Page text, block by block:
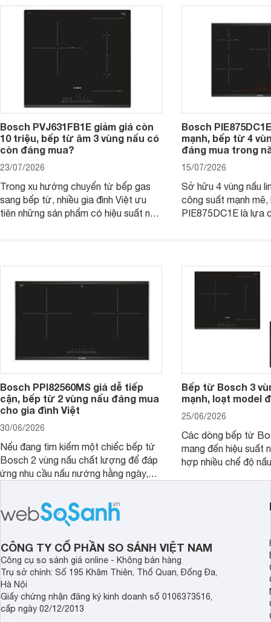
đơn vị phân phối với mức giá khá dễ
tiếp cận, thu hút sự quan tâm của
gia đình.
Bosch PVJ631FB1E giảm giá còn
10 triệu, bếp từ âm 3 vùng nấu có
còn đáng mua?
23/07/2026
Trong xu hướng chuyển từ bếp gas
sang bếp từ, nhiều gia đình Việt ưu
tiên những sản phẩm có hiệu suất nấu
mẫu bếp đáp ứng tốt các tiêu chí này.
Bosch
mạnh, bếp từ 4
đáng mua trong
15/07/2026
Sở hữu 4 vùng nấu
công suất mạnh
PIE875DC1E là lựa
Bosch PPI82560MS giá dễ tiếp
cận, bếp từ 2 vùng nấu đáng mua
cho gia đình Việt
30/06/2026
Nếu đang tìm kiếm một chiếc bếp từ
Bosch 2 vùng nấu chất lượng để đáp
ứng nhu cầu nấu nướng hằng ngày,
chọn đáng cân nhắc.
Bếp từ Bosch 3
mạnh, loạt model
25/06/2026
Các dòng bếp từ
mang đến hiệu suất
hợp nhiều chế độ
vùng nấu đáng mua
CÔNG TY CỔ PHẦN SO SÁNH VIỆT NAM
Công cụ so sánh giá online - Không bán hàng
Trụ sở chính: Số 195 Khâm Thiên, Thổ Quan, Đống Đa,
Hà Nội
Giấy chứng nhận đăng ký kinh doanh số 0106373516,
cấp ngày 02/12/2013